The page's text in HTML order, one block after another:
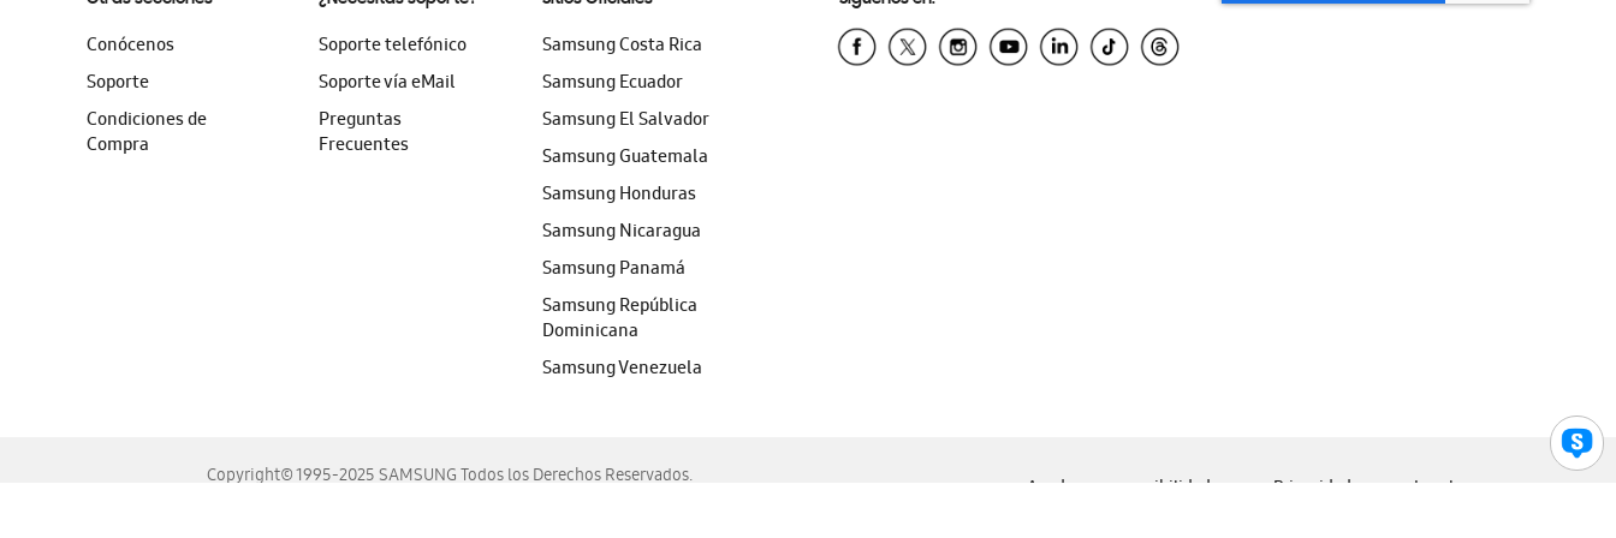
Conócenos
Soporte
Condiciones de
Compra
Soporte telefónico
Soporte vía eMail
Preguntas
Frecuentes
Samsung Costa Rica
Samsung Ecuador
Samsung El Salvador
Samsung Guatemala
Samsung Honduras
Samsung Nicaragua
Samsung Panamá
Samsung República
Dominicana
Samsung Venezuela
Copyright© 1995-2025 SAMSUNG Todos los Derechos Reservados.
Ayuda para accesibilidad Privacidad Legal